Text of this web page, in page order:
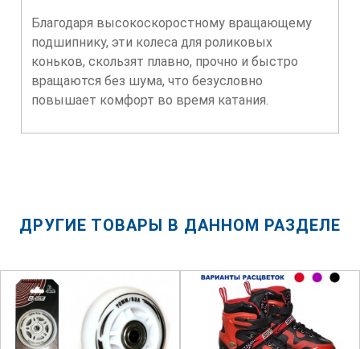
Благодаря высокоскоростному вращающему
подшипнику, эти колеса для роликовых
коньков, скользят плавно, прочно и быстро
вращаются без шума, что безусловно
повышает комфорт во время катания.
ДРУГИЕ ТОВАРЫ В ДАННОМ РАЗДЕЛЕ